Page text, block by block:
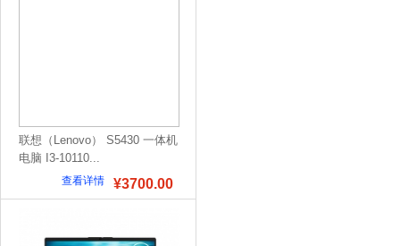
联想（Lenovo） S5430 一体机
电脑 I3-10110...
¥3700.00
查看详情